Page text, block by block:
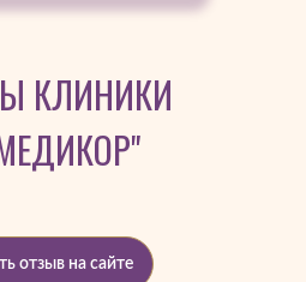
отзыв на сайте
КЛИНИКИ